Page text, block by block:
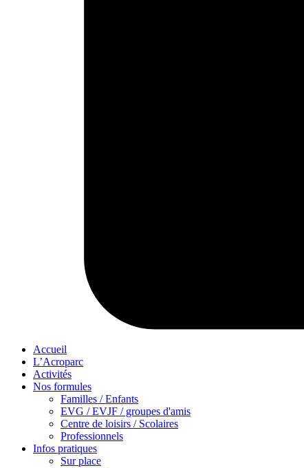
Accueil
L’Acroparc
Activités
Nos formules
Familles / Enfants
EVG / EVJF / groupes d'amis
Centre de loisirs / Scolaires
Professionnels
Infos pratiques
Sur place